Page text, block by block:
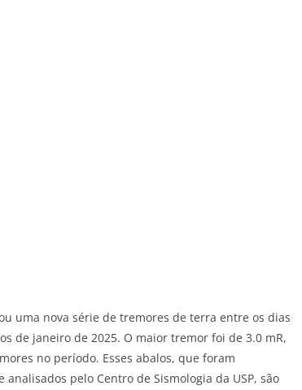
uma nova série de tremores de terra entre os dias
de janeiro de 2025. O maior tremor foi de 3.0 mR,
no período. Esses abalos, que foram
pelo Centro de Sismologia da USP, são